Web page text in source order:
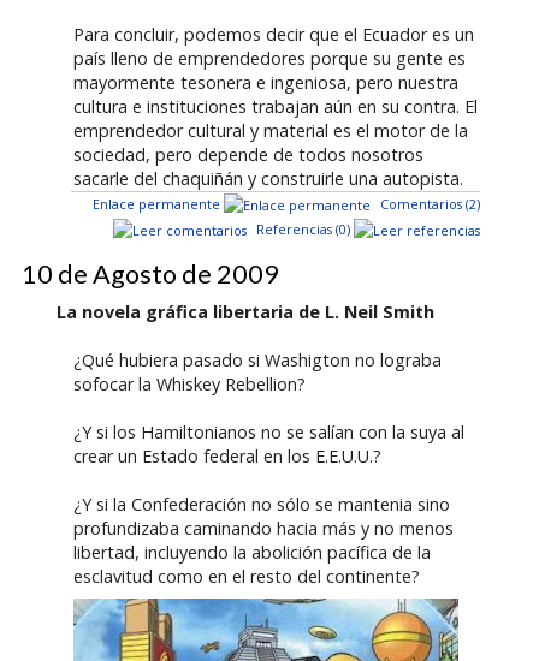
Para concluir, podemos decir que el Ecuador es un
país lleno de emprendedores porque su gente es
mayormente tesonera e ingeniosa, pero nuestra
cultura e instituciones trabajan aún en su contra. El
emprendedor cultural y material es el motor de la
sociedad, pero depende de todos nosotros
sacarle del chaquiñán y construirle una autopista.
Enlace permanente
Comentarios (2)
Referencias (0)
10 de Agosto de 2009
La novela gráfica libertaria de L. Neil Smith
¿Qué hubiera pasado si Washigton no lograba
sofocar la Whiskey Rebellion?
¿Y si los Hamiltonianos no se salían con la suya al
crear un Estado federal en los E.E.U.U.?
¿Y si la Confederación no sólo se mantenia sino
profundizaba caminando hacia más y no menos
libertad, incluyendo la abolición pacífica de la
esclavitud como en el resto del continente?